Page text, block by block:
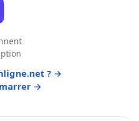
? →
→